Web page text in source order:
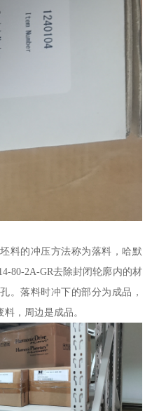
料的冲压方法称为落料，哈默
80-2A-GR去除封闭轮廓内的材
。落料时冲下的部分为成品，
，周边是成品。